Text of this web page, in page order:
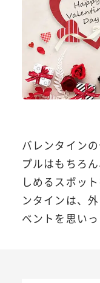
バレンタイン
プルはもちろ
しめるスポッ
ンタインは、
ベントを思い